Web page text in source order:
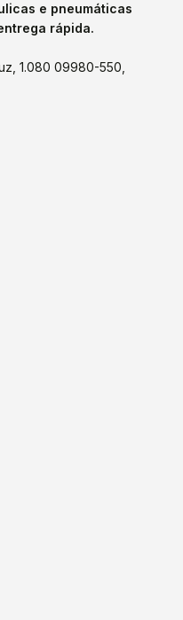
e pneumáticas
rápida.
1.080 09980-550,